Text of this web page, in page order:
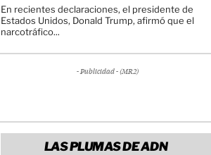
En recientes declaraciones, el presidente de
Estados Unidos, Donald Trump, afirmó que el
narcotráfico...
- Publicidad - (MR2)
LAS PLUMAS DE ADN